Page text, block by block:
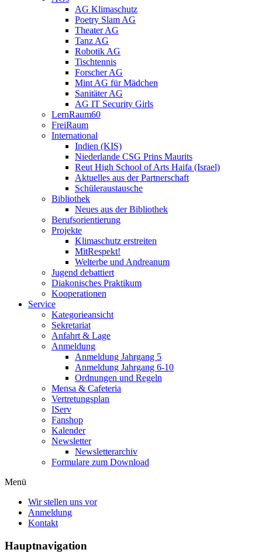
AG Klimaschutz
Poetry Slam AG
Theater AG
Tanz AG
Robotik AG
Tischtennis
Forscher AG
Mint AG für Mädchen
Sanitäter AG
AG IT Security Girls
LernRaum60
FreiRaum
International
Indien (KIS)
Niederlande CSG Prins Maurits
Reut High School of Arts Haifa (Israel)
Aktuelles aus der Partnerschaft
Schüleraustausche
Bibliothek
Neues aus der Bibliothek
Berufsorientierung
Projekte
Klimaschutz erstreiten
MitRespekt!
Welterbe und Andreanum
Jugend debattiert
Diakonisches Praktikum
Kooperationen
Service
Kategorieansicht
Sekretariat
Anfahrt & Lage
Anmeldung
Anmeldung Jahrgang 5
Anmeldung Jahrgang 6-10
Ordnungen und Regeln
Mensa & Cafeteria
Vertretungsplan
IServ
Fanshop
Kalender
Newsletter
Newsletterarchiv
Formulare zum Download
Menü
Wir stellen uns vor
Anmeldung
Kontakt
Hauptnavigation